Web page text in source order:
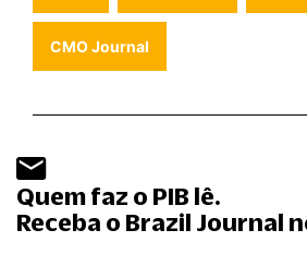
CMO Journal
Quem faz o PIB lê.
Receba o Brazil Journal